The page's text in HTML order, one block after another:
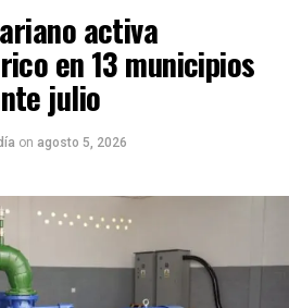
activa
en 13 municipios
julio
on agosto 5, 2026